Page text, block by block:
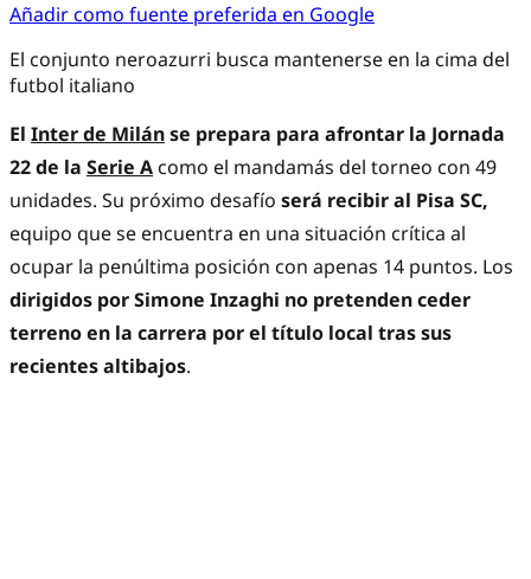
Añadir como fuente preferida en Google
El conjunto neroazurri busca mantenerse en la cima del
futbol italiano
El Inter de Milánse prepara para afrontar la Jornada
22 de la Serie A como el mandamás del torneo con 49
unidades. Su próximo desafío será recibir al Pisa SC,
equipo que se encuentra en una situación crítica al
ocupar la penúltima posición con apenas 14 puntos. Los
dirigidos por Simone Inzaghi no pretenden ceder
terreno en la carrera por el título local tras sus
recientes altibajos.